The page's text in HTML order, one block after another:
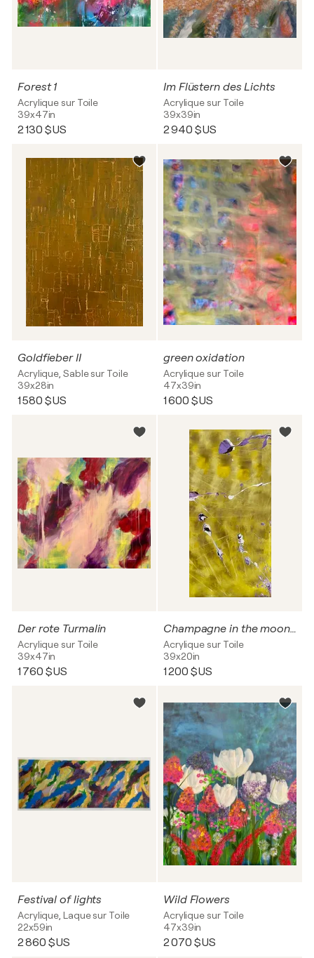
Forest 1
Acrylique sur Toile
39x47in
2 130 $US
Im Flüstern des Lichts
Acrylique sur Toile
39x39in
2 940 $US
Goldfieber II
Acrylique, Sable sur Toile
39x28in
1 580 $US
green oxidation
Acrylique sur Toile
47x39in
1 600 $US
Der rote Turmalin
Acrylique sur Toile
39x47in
1 760 $US
Champagne in the moonlight
Acrylique sur Toile
39x20in
1 200 $US
Festival of lights
Acrylique, Laque sur Toile
22x59in
2 860 $US
Wild Flowers
Acrylique sur Toile
47x39in
2 070 $US